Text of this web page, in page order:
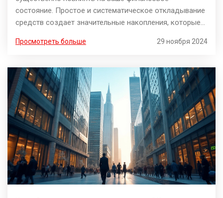
состояние. Простое и систематическое откладывание
средств создает значительные накопления, которые
будь то покупка крупной вещи или создание 'подушки
собрать за год и каким образом управлять этими
деньгами, чтобы они приносили пользу. Разумный
подход к финансам и простые советы по экономии
помогут сделать процесс накопления более
осознанным и эффективным.
Просмотреть больше 29 ноября 2024